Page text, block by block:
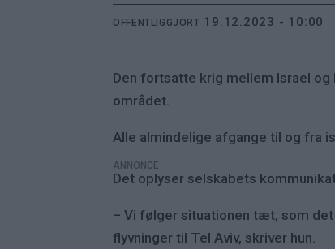
OFFENTLIGGJORT 19.12.2023 - 10:00
Den fortsatte krig mellem Israel
området.
Alle almindelige afgange til og fra
ANNONCE
Det oplyser selskabets
– Vi følger situationen tæt, som
flyvninger til Tel Aviv, skriver hun.